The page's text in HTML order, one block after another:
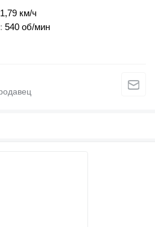
1,79 км/ч
540 об/мин